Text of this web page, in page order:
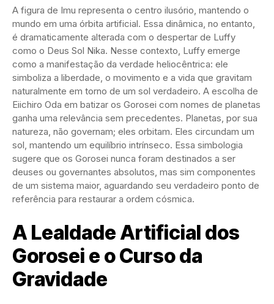
A figura de Imu representa o centro ilusório, mantendo o
mundo em uma órbita artificial. Essa dinâmica, no entanto,
é dramaticamente alterada com o despertar de Luffy
como o Deus Sol Nika. Nesse contexto, Luffy emerge
como a manifestação da verdade heliocêntrica: ele
simboliza a liberdade, o movimento e a vida que gravitam
naturalmente em torno de um sol verdadeiro. A escolha de
Eiichiro Oda em batizar os Gorosei com nomes de planetas
ganha uma relevância sem precedentes. Planetas, por sua
natureza, não governam; eles orbitam. Eles circundam um
sol, mantendo um equilíbrio intrínseco. Essa simbologia
sugere que os Gorosei nunca foram destinados a ser
deuses ou governantes absolutos, mas sim componentes
de um sistema maior, aguardando seu verdadeiro ponto de
referência para restaurar a ordem cósmica.
A Lealdade Artificial dos
Gorosei e o Curso da
Gravidade